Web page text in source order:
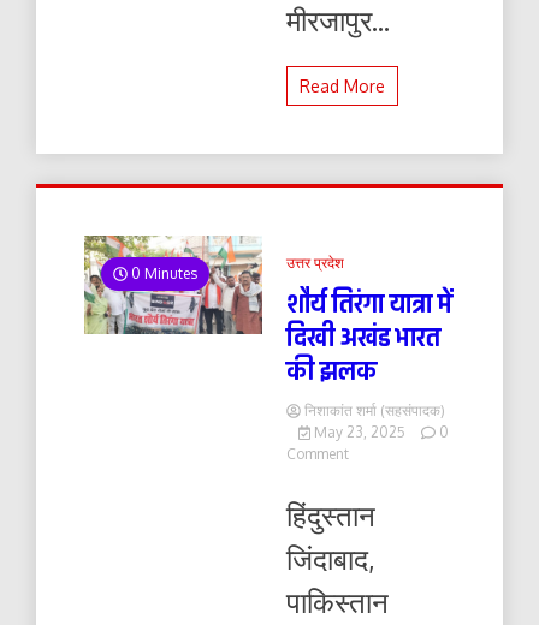
मीरजापुर...
Read More
0 Minutes
उत्तर प्रदेश
शौर्य तिरंगा यात्रा में
दिखी अखंड भारत
की झलक
निशाकांत शर्मा (सहसंपादक)
May 23, 2025
0
Commenton
यात्रा
दिखी
भारत
हिंदुस्तान
जिंदाबाद,
पाकिस्तान